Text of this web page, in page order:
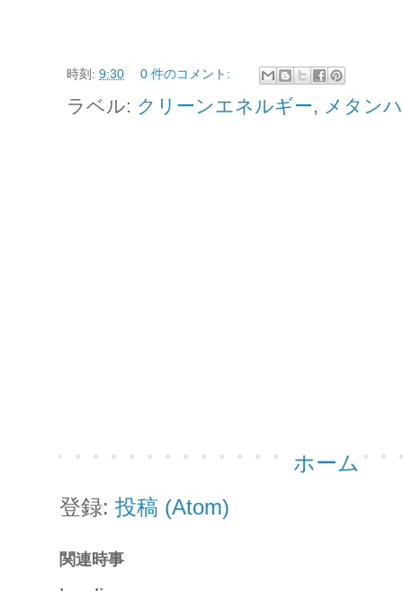
時刻: 9:30 0 件のコメント:
ラベル: クリーンエネルギー, メタン
ホーム
登録: 投稿 (Atom)
関連時事